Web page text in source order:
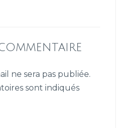
ne sera pas publiée.
sont indiqués